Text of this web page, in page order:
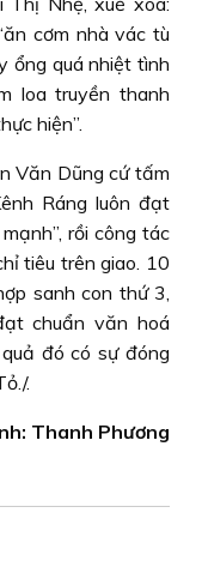
cơm nhà vác tù
ổng quá nhiệt tình
loa truyền thanh
hiện”.
Văn Dũng cứ tấm
Ráng luôn đạt
rồi công tác
tiêu trên giao. 10
sanh con thứ 3,
chuẩn văn hoá
đó có sự đóng
.
Thanh Phương